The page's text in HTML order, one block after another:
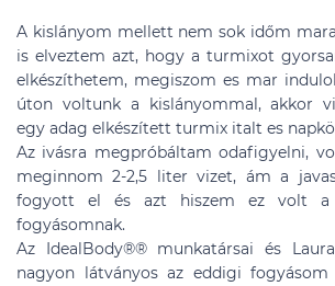
A kislányom mellett nem sok időm
is elveztem azt, hogy a turmixot
elkészíthetem, megiszom es mar
úton voltunk a kislányommal, akkor
egy adag elkészített turmix italt es
Az ivásra megpróbáltam odafigyelni,
meginnom 2-2,5 liter vizet, ám a
fogyott el és azt hiszem ez volt a
fogyásomnak.
Az IdealBody®®munkatársai és
nagyon látványos az eddigi fogyásom